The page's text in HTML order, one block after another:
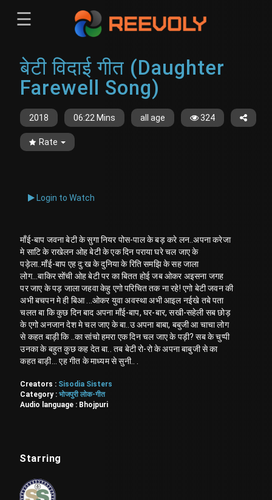
Sign in Register
Menu
Sign-in
Register
☰
बेटी विदाई गीत (Daughter
Farewell Song)
2018 06:22 Mins all age 324
Rate
Login to Watch
माँई-बाप जवना बेटी के सुगा नियर पोस-पाल के बड़ करे लन..अपना करेजा
मे साटि के राखेलन ओह बेटी के एक दिन पराया घरे चल जाए के
पड़ेला..माँई-बाप एह दु:ख के दुनिया के रिति समझि के सह जाला
लोग...बाकिर सोंची ओह बेटी पर का बितत होई जब ओकर अइसना जगह
पर जाए के पड़ जाला जहवा केहु एगो परिचित तक ना रहे! एगो बेटी जवन की
अभी बचपन मे ही बिआ ...ओकर युवा अवस्था अभी आइल नईखे तबे पता
चलत बा कि कुछ दिन बाद अपना माँई-बाप, घर-बार, सखी-सहेली सब छोड़
के एगो अनजान देश मे चल जाए के बा..उ अपना बाबा, बबुजी आ चाचा लोग
से कहत बाड़ी कि ..का सांचो हमरा एक दिन चल जाए के पड़ी? सब के चुप्पी
उनका के बहुत कुछ कह देत बा.. तब बेटी रो-रो के अपना बाबुजी से का
कहत बाड़ी... एह गीत के माध्यम से सुनी.. .
Creators : Sisodia Sisters
Category :भोजपुरी लोक-गीत
Audio language : Bhojpuri
Starring